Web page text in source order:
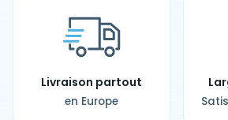
Livraison partout
en Europe